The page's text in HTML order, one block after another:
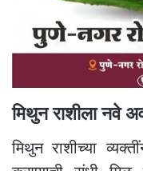
मिथुन राशीला नवे
मिथुन राशीच्या